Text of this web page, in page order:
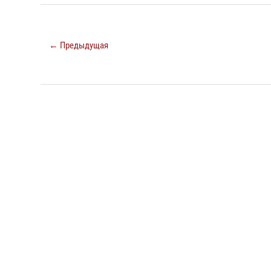
← Предыдущая